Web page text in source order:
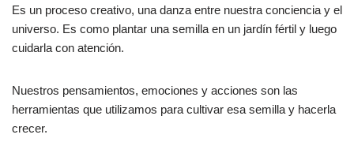
Es un proceso creativo, una danza entre nuestra conciencia y el
universo. Es como plantar una semilla en un jardín fértil y luego
cuidarla con atención.
Nuestros pensamientos, emociones y acciones son las
herramientas que utilizamos para cultivar esa semilla y hacerla
crecer.